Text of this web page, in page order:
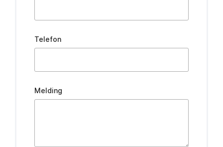
Telefon
Melding